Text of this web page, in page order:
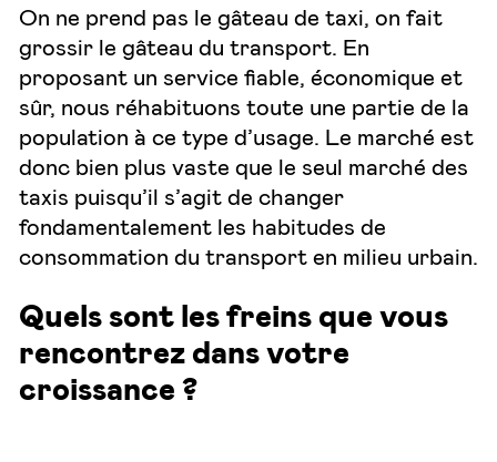
On ne prend pas le gâteau de taxi, on fait
grossir le gâteau du transport. En
proposant un service fiable, économique et
sûr, nous réhabituons toute une partie de la
population à ce type d’usage. Le marché est
donc bien plus vaste que le seul marché des
taxis puisqu’il s’agit de changer
fondamentalement les habitudes de
consommation du transport en milieu urbain.
Quels sont les freins que vous
rencontrez dans votre
croissance ?